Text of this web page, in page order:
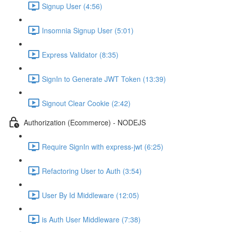
Signup User (4:56)
Insomnia Signup User (5:01)
Express Validator (8:35)
SignIn to Generate JWT Token (13:39)
Signout Clear Cookie (2:42)
Authorization (Ecommerce) - NODEJS
Require SignIn with express-jwt (6:25)
Refactoring User to Auth (3:54)
User By Id Middleware (12:05)
is Auth User Middleware (7:38)